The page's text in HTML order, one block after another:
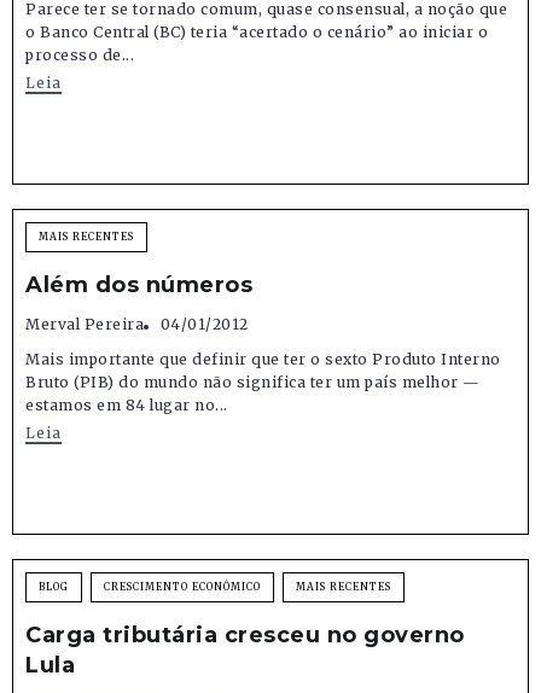
Parece ter se tornado comum, quase consensual, a noção que
o Banco Central (BC) teria “acertado o cenário” ao iniciar o
processo de...
Leia
MAIS RECENTES
Além dos números
Merval Pereira
04/01/2012
Mais importante que definir que ter o sexto Produto Interno
Bruto (PIB) do mundo não significa ter um país melhor —
estamos em 84 lugar no...
Leia
BLOG CRESCIMENTO ECONÔMICO MAIS RECENTES
Carga tributária cresceu no governo
Lula